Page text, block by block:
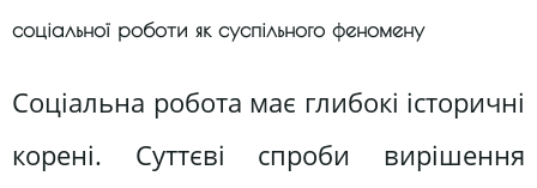
соціальної роботи як суспільного феномену
Соціальна робота має глибокі історичні
корені. Суттєві спроби вирішення